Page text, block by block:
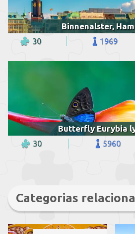
Binnenalster,
30 1969
Butterfly Eurybia
30 5960
Categorias